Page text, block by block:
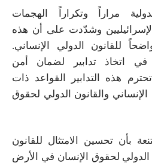
مراراً وتكراراً الهجمات
الإسرائيليين وشدّدت على أن هذه
للقانون الدولي الإنساني.
اتخاذ تدابير لضمان أمن
هذه التدابير القواعد ذات
والقانون الدولي لحقوق
بأن تحسين الامتثال للقانون
الدولي لحقوق الإنسان في
الأرض